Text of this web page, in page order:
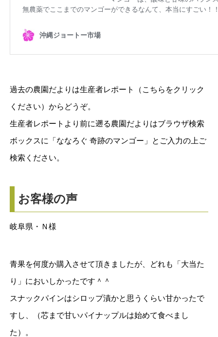
過去の農園だよりは生産者レポート（こちらをクリック
ください） からどうぞ。
生産者レポート より前に遡る農園だよりはブラウザ検索
ボックスに「ななろぐ 奇跡のマンゴー」とご入力の上ご
検索ください。
お客様の声
岐阜県・Ｎ様
青果を何度か購入させて頂きましたが、どれも「大当た
り」においしかったです＾＾
スナックパインはシロップ漬かと思うくらい甘かったで
すし、（芯まで甘いパイナップルは始めて食べまし
た）。